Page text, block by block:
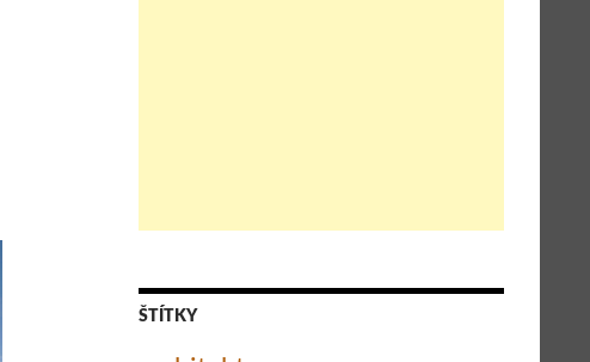
ŠTÍTKY